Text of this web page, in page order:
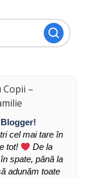
Blogger!
cel mai tare în
tot!
De la
spate, până la
adunăm toate